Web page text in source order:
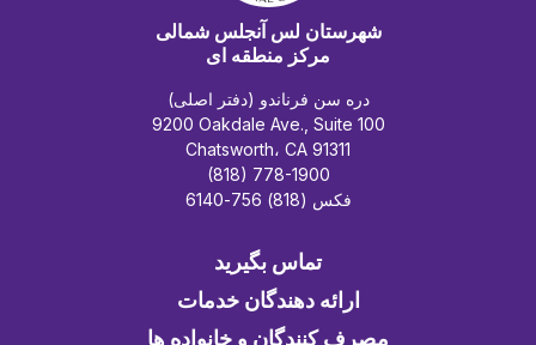
شهرستان لس آنجلس شمالی
مرکز منطقه ای
دره سن فرناندو (دفتر اصلی)
9200 Oakdale Ave., Suite 100
Chatsworth، CA 91311
(818) 778-1900
فکس (818) 756-6140
تماس بگیرید
ارائه دهندگان خدمات
مصرف کنندگان و خانواده ها